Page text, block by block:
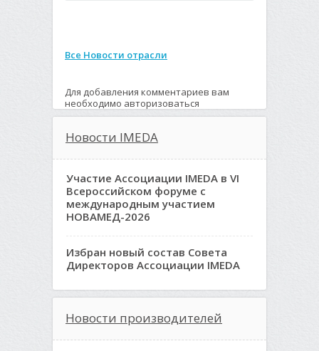
Все Новости отрасли
Для добавления комментариев вам
необходимо авторизоваться
Новости IMEDA
Участие Ассоциации IMEDA в VI
Всероссийском форуме с
международным участием
НОВАМЕД-2026
Избран новый состав Совета
Директоров Ассоциации IMEDA
Новости производителей